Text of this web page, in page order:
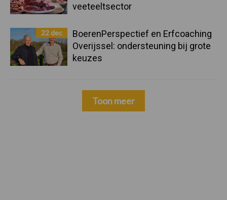
veeteeltsector
22 dec
BoerenPerspectief en Erfcoaching
Overijssel: ondersteuning bij grote
keuzes
Toon meer